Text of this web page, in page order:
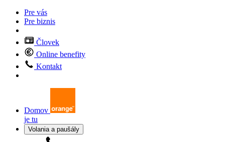
Pre vás
Pre biznis
Človek
Online benefity
Kontakt
Domov
je tu
Volania a paušály